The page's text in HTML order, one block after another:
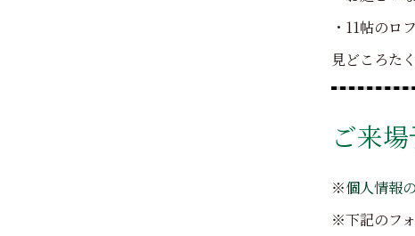
・11帖のロ
見どころた
ご来
※個人情報
※下記のフ